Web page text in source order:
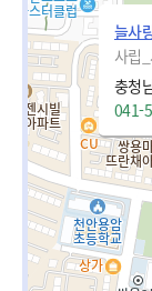
늘사
사립
충청
041-